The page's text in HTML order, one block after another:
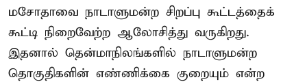
மசோதாவை நாடாளுமன்ற சிறப்பு கூட்டத்தைக்
கூட்டி நிறைவேற்ற ஆலோசித்து வருகிறது.
இதனால் தென்மாநிலங்களில் நாடாளுமன்ற
தொகுதிகளின் எண்ணிக்கை குறையும் என்ற